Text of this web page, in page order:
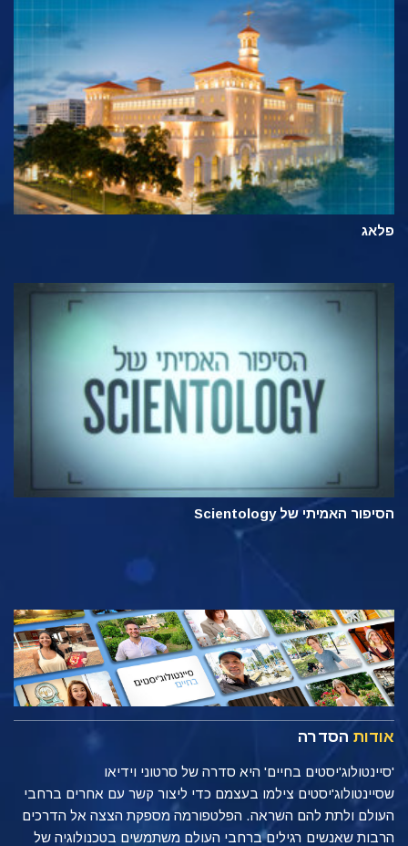
פלאג
הסיפור האמיתי של Scientology
אודות הסדרה
'סיינטולוג'יסטים בחיים' היא סדרה של סרטוני וידיאו
שסיינטולוג'יסטים צילמו בעצמם כדי ליצור קשר עם אחרים ברחבי
העולם ולתת להם השראה. הפלטפורמה מספקת הצצה אל הדרכים
הרבות שאנשים רגילים ברחבי העולם משתמשים בטכנולוגיה של